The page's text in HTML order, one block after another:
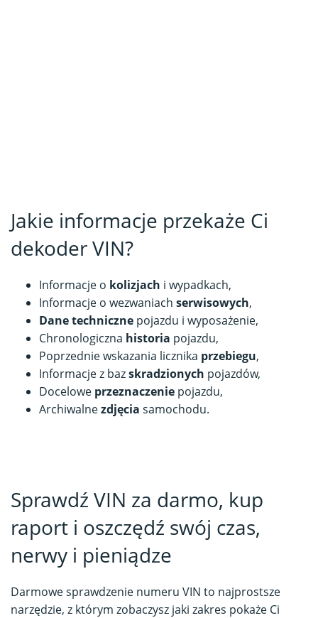
Jakie informacje przekaże Ci
dekoder VIN?
Informacje o kolizjach i wypadkach,
Informacje o wezwaniach serwisowych,
Dane techniczne pojazdu i wyposażenie,
Chronologiczna historia pojazdu,
Poprzednie wskazania licznika przebiegu,
Informacje z bazskradzionych pojazdów,
Docelowe przeznaczenie pojazdu,
Archiwalnezdjęcia samochodu.
Sprawdź VIN za darmo, kup
raport i oszczędź swój czas,
nerwy i pieniądze
Darmowe sprawdzenie numeru VIN to najprostsze
narzędzie, z którym zobaczysz jaki zakres pokaże Ci